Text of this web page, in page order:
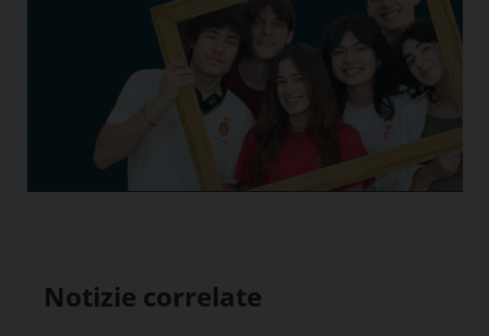
Notizie correlate